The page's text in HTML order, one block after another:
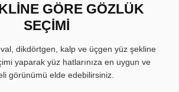
GÖRE GÖZLÜK
SEÇİMİ
dikdörtgen, kalp ve üçgen yüz şekline
yaparak yüz hatlarınıza en uygun ve
görünümü elde edebilirsiniz.